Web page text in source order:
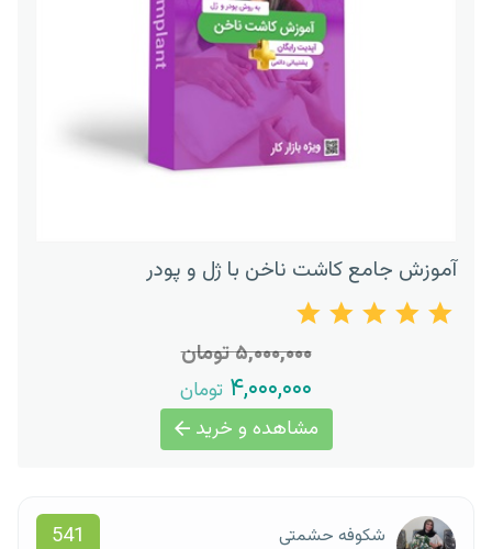
آموزش جامع کاشت ناخن با ژل و پودر
۵,۰۰۰,۰۰۰ تومان
۴,۰۰۰,۰۰۰ تومان
مشاهده و خرید
شکوفه حشمتی 541